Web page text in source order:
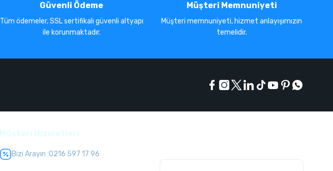
Güvenli Ödeme
Tüm ödemeler, SSL sertifikalı güvenli altyapı
ile korunmaktadır.
Müşteri Memnuniyeti
Müşteri memnuniyeti, hizmet anlayışımızın
temelidir.
Bizi Arayın :0216 597 17 96